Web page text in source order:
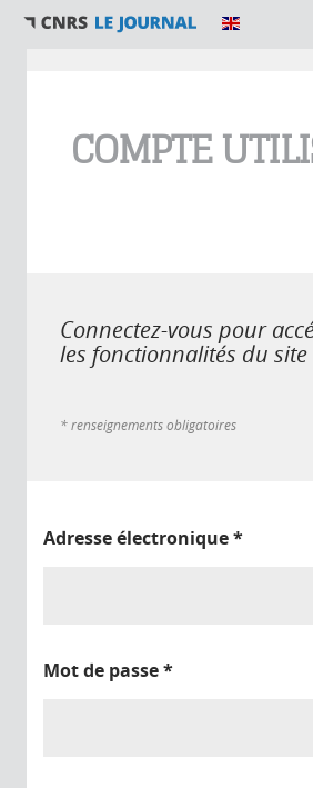
COMPTE
Connectez-vous pour
les fonctionnalités du site
* renseignements obligatoires
Adresse électronique*
Mot de passe*